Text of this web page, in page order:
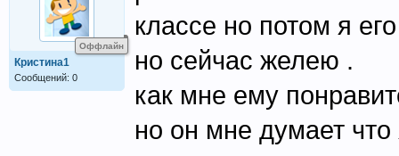
Оффлайн
Кристина1
Сообщений: 0
классе но потом я
но сейчас желею .
как мне ему
но он мне думает что